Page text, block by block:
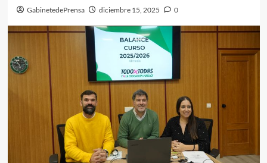
GabinetedePrensa diciembre 15, 2025 0